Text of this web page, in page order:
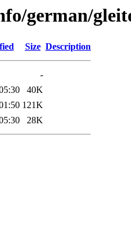
german/
Size Description
-
40K
121K
28K